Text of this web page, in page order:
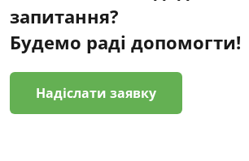
запитання?
Будемо раді допомогти!
Надіслати заявку